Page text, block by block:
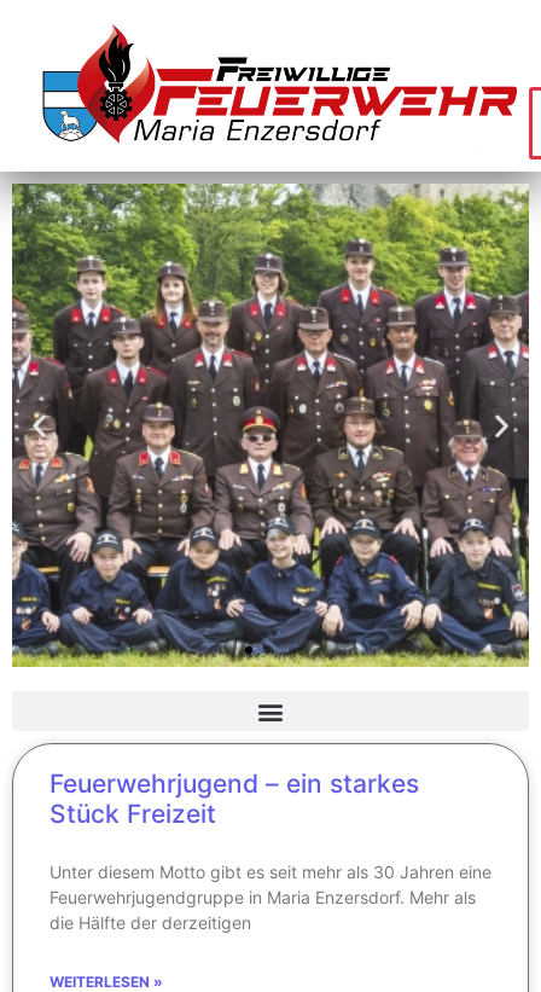
Feuerwehrjugend – ein starkes
Stück Freizeit
Unter diesem Motto gibt es seit mehr als 30 Jahren eine
Feuerwehrjugendgruppe in Maria Enzersdorf. Mehr als
die Hälfte der derzeitigen
WEITERLESEN »